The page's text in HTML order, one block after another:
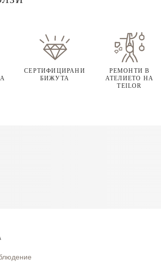
СЕРТИФИЦИРАНИ
БИЖУТА
РЕМОНТИ В
АТЕЛИЕТО НА
TEILOR